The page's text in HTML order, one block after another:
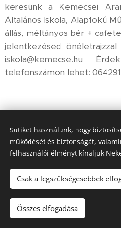
keresünk a Kemecsei
Általános Iskola, Alapfokú
állás, méltányos bér +
jelentkezésed
iskola@kemecse.hu
telefonszámon lehet:
© 2023 Kemecsei Arany János
jog
Az oldalt a
Sütiket használunk, hogy
működését és biztonságát,
felhasználói élményt kínáljuk
Csak a legszükségesebbek
Összes elfogadása